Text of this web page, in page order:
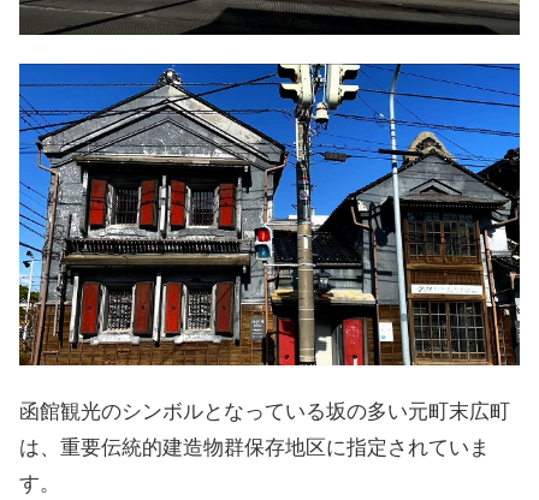
函館観光のシンボルとなっている坂の多い元町末広町
は、重要伝統的建造物群保存地区に指定されていま
す。